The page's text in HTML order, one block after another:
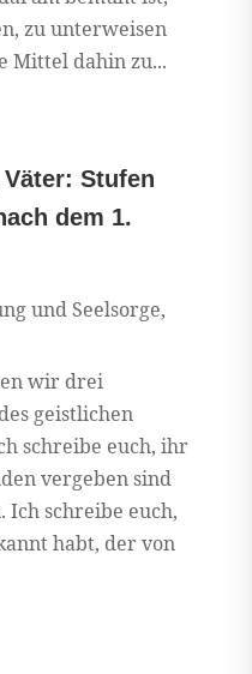
zu unterweisen
Mittel dahin zu...
Stufen
dem 1.
und Seelsorge,
wir drei
geistlichen
schreibe euch, ihr
vergeben sind
Ich schreibe euch,
habt, der von